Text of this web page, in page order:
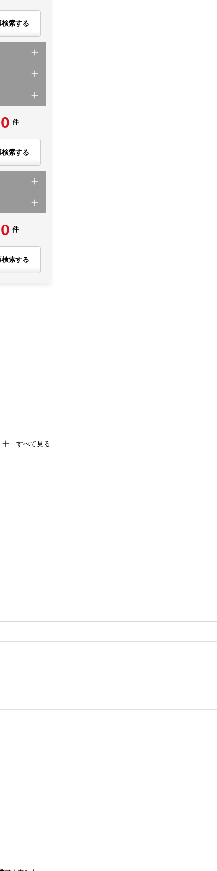
検索する
0 件
検索する
0 件
検索する
すべて見る